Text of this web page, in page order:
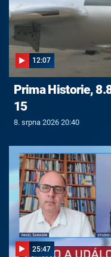
12:07
Prima Historie,
15
8. srpna 2026 20:40
25:47